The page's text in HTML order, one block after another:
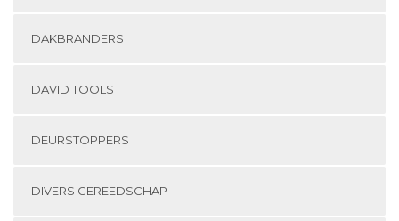
DAKBRANDERS
DAVID TOOLS
DEURSTOPPERS
DIVERS GEREEDSCHAP